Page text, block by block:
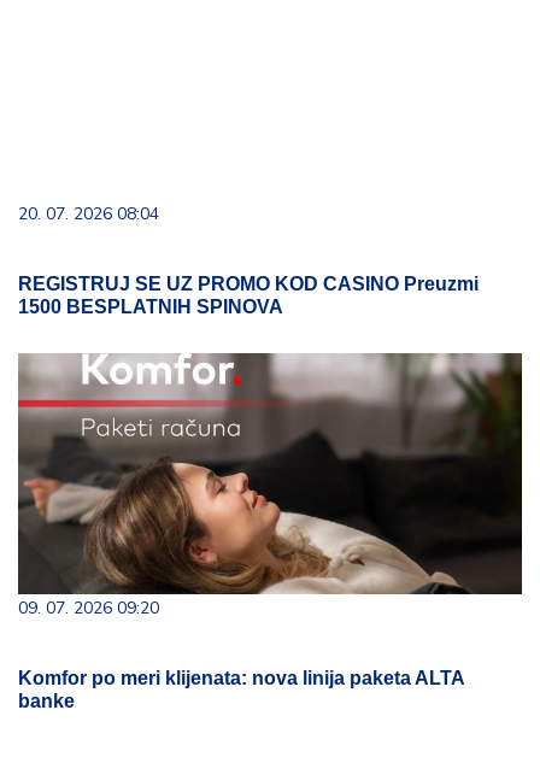
20. 07. 2026 08:04
REGISTRUJ SE UZ PROMO KOD CASINO Preuzmi
1500 BESPLATNIH SPINOVA
09. 07. 2026 09:20
Komfor po meri klijenata: nova linija paketa ALTA
banke